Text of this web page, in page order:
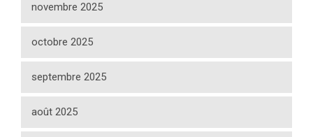
novembre 2025
octobre 2025
septembre 2025
août 2025